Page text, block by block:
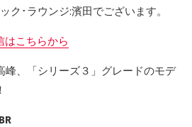
ク･ラウンジ:濱田でございます。
はこちらから
峰、「シリーズ３」グレードのモデ